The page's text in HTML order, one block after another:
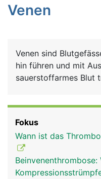
Symptome
News
Rubriken
Venen
Venen sind
hin führen und mit
sauerstoffarmes Blut
Fokus
Wann ist das
Beinvenenthrombose: